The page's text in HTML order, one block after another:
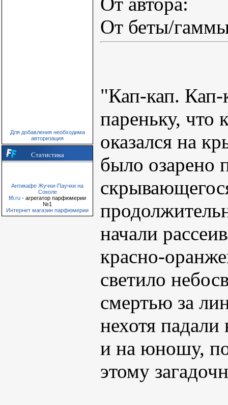
Для добавления необходима
авторизация
Статистика
Антикафе Жучки-Паучки на
Соколе
fifi.ru - агрегатор парфюмерии
№1
Интернет магазин парфюмерии
От беты/
"Кап-кап.
пареньку, что
оказался на
было озарено
начали
красно-
светило
смертью за
нехотя
и на юношу,
этому